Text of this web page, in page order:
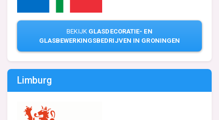
BEKIJK GLASDECORATIE- EN
GLASBEWERKINGSBEDRIJVEN IN GRONINGEN
Limburg